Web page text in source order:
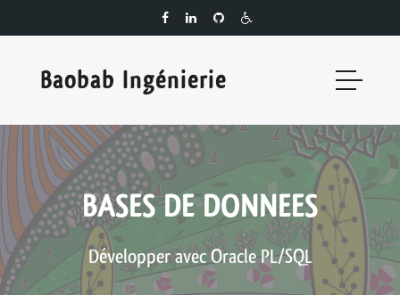
Baobab Ingénierie
BASES DE DONNEES
Développer avec Oracle PL/SQL